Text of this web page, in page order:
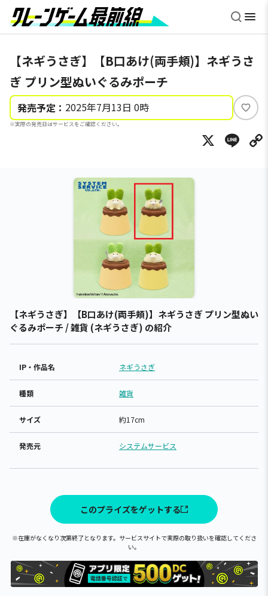
【ネギうさぎ】【B口あけ(両手頬)】ネギうさ
ぎ プリン型ぬいぐるみポーチ
発売予定： 2025年7月13日 0時
※実際の発売日はサービスをご確認ください。
い
ね
X
【ネギうさぎ】【B口あけ(両手頬)】ネギうさぎ プリン型ぬい
ぐるみポーチ / 雑貨 (ネギうさぎ) の紹介
IP・作品名 ネギうさぎ
種類 雑貨
サイズ 約17cm
発売元 システムサービス
このプライズをゲットする
※在庫がなくなり次第終了となります。サービスサイトで実際の取り扱いを確認してくださ
い。